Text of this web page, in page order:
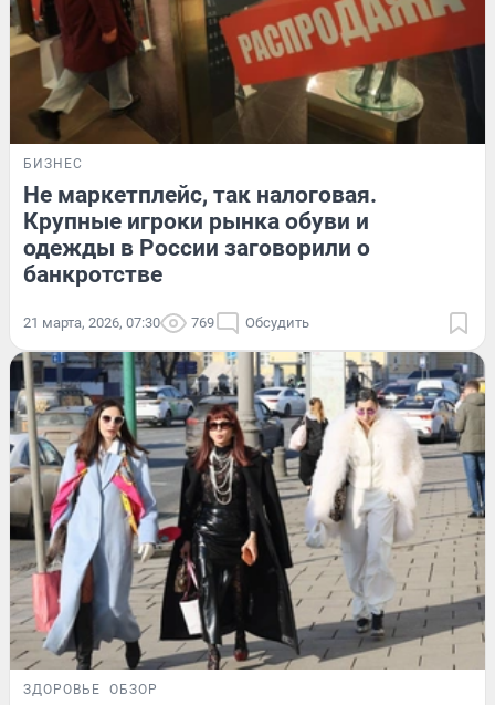
БИЗНЕС
Не маркетплейс, так налоговая.
Крупные игроки рынка обуви и
одежды в России заговорили о
банкротстве
21 марта, 2026, 07:30 769 Обсудить
ЗДОРОВЬЕ ОБЗОР